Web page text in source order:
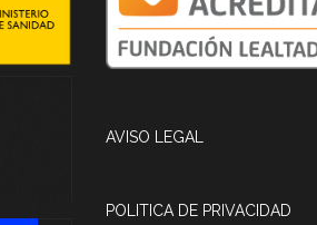
AVISO LEGAL
POLITICA DE PRIVACIDAD